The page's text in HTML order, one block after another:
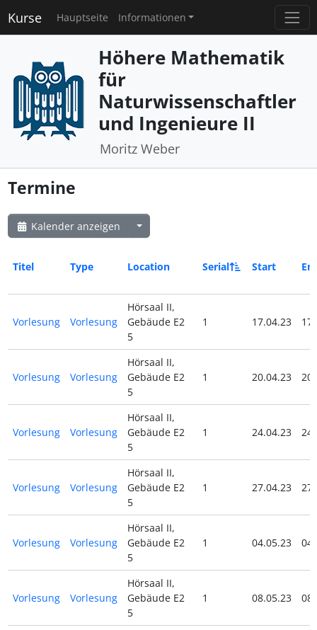
Kurse Hauptseite Informationen
Höhere Mathematik
für
Naturwissenschaftler
und Ingenieure II
Moritz Weber
Termine
Kalender anzeigen
Titel Type Location Serial Start
Vorlesung Vorlesung
Hörsaal II,
Gebäude E2
5
1 17.04.23
Vorlesung Vorlesung
Hörsaal II,
Gebäude E2
5
1 20.04.23
Vorlesung Vorlesung
Hörsaal II,
Gebäude E2
5
1 24.04.23
Vorlesung Vorlesung
Hörsaal II,
Gebäude E2
5
1 27.04.23
Vorlesung Vorlesung
Hörsaal II,
Gebäude E2
5
1 04.05.23
Vorlesung Vorlesung
Hörsaal II,
Gebäude E2
5
1 08.05.23